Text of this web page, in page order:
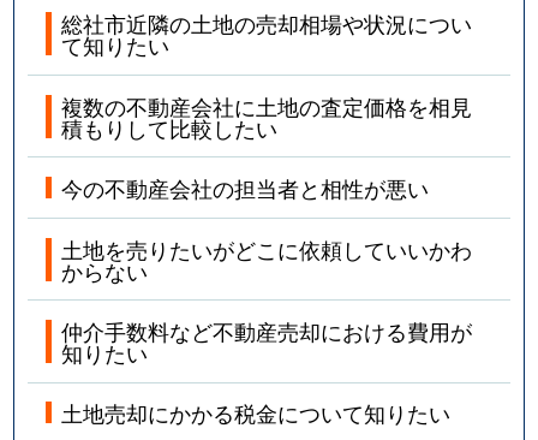
総社市近隣の土地の売却相場や状況につい
て知りたい
複数の不動産会社に土地の査定価格を相見
積もりして比較したい
今の不動産会社の担当者と相性が悪い
土地を売りたいがどこに依頼していいかわ
からない
仲介手数料など不動産売却における費用が
知りたい
土地売却にかかる税金について知りたい